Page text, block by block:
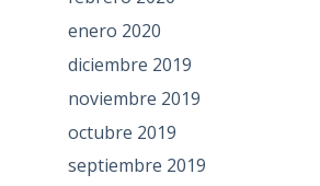
enero 2020
diciembre 2019
noviembre 2019
octubre 2019
septiembre 2019